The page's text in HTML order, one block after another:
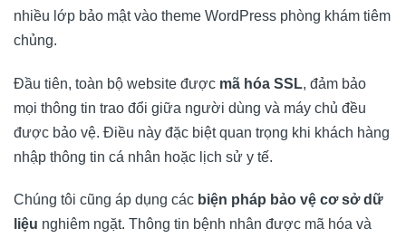
nhiều lớp bảo mật vào theme WordPress phòng khám tiêm
chủng.
Đầu tiên, toàn bộ website được mã hóa SSL, đảm bảo
mọi thông tin trao đổi giữa người dùng và máy chủ đều
được bảo vệ. Điều này đặc biệt quan trọng khi khách hàng
nhập thông tin cá nhân hoặc lịch sử y tế.
Chúng tôi cũng áp dụng các biện pháp bảo vệ cơ sở dữ
liệu nghiêm ngặt. Thông tin bệnh nhân được mã hóa và